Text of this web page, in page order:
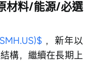
材料/能源/必選
，新年以
構，繼續在長期上